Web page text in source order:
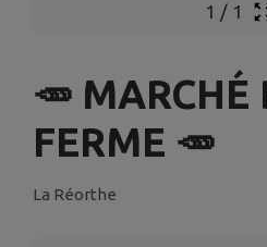
1 / 1
🥕
FERME 🥕
La Réorthe